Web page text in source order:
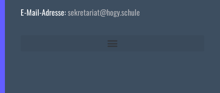
E-Mail-Adresse:sekretariat@hogy.schule